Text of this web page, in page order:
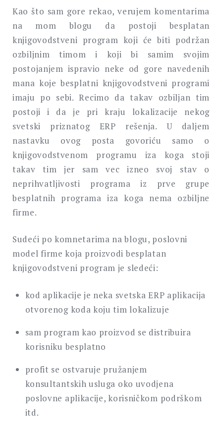
Kao što sam gore rekao, verujem komentarima
na mom blogu da postoji besplatan
knjigovodstveni program koji će biti podržan
ozbiljnim timom i koji bi samim svojim
postojanjem ispravio neke od gore navedenih
mana koje besplatni knjigovodstveni programi
imaju po sebi. Recimo da takav ozbiljan tim
postoji i da je pri kraju lokalizacije nekog
svetski priznatog ERP rešenja. U daljem
nastavku ovog posta govoriću samo o
knjigovodstvenom programu iza koga stoji
takav tim jer sam vec izneo svoj stav o
neprihvatljivosti programa iz prve grupe
besplatnih programa iza koga nema ozbiljne
firme.
Sudeći po komnetarima na blogu, poslovni
model firme koja proizvodi besplatan
knjigovodstveni program je sledeći:
kod aplikacije je neka svetska ERP aplikacija
otvorenog koda koju tim lokalizuje
sam program kao proizvod se distribuira
korisniku besplatno
profit se ostvaruje pružanjem
konsultantskih usluga oko uvodjena
poslovne aplikacije, korisničkom podrškom
itd.